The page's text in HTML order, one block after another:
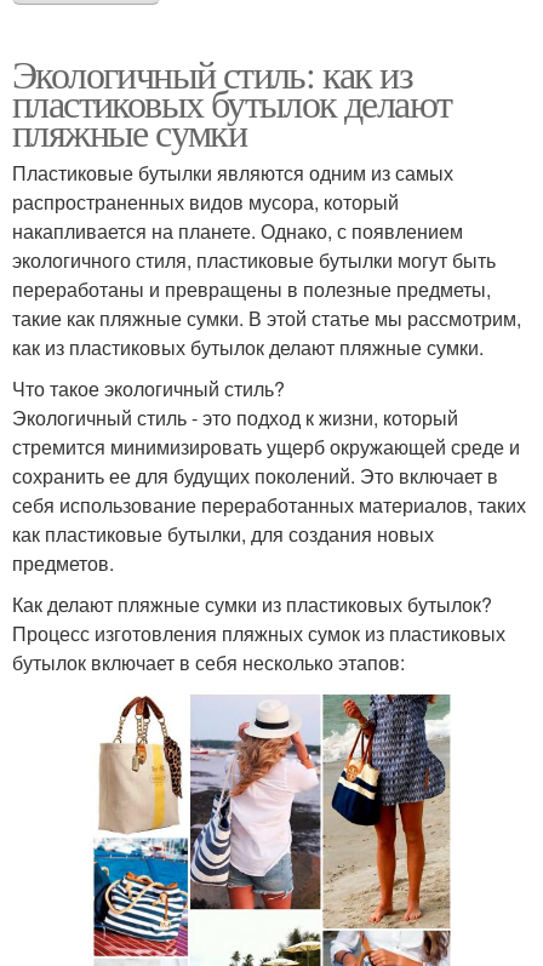
Экологичный стиль: как из
пластиковых бутылок делают
пляжные сумки
Пластиковые бутылки являются одним из самых
распространенных видов мусора, который
накапливается на планете. Однако, с появлением
экологичного стиля, пластиковые бутылки могут быть
переработаны и превращены в полезные предметы,
такие как пляжные сумки. В этой статье мы рассмотрим,
как из пластиковых бутылок делают пляжные сумки.
Что такое экологичный стиль?
Экологичный стиль - это подход к жизни, который
стремится минимизировать ущерб окружающей среде и
сохранить ее для будущих поколений. Это включает в
себя использование переработанных материалов, таких
как пластиковые бутылки, для создания новых
предметов.
Как делают пляжные сумки из пластиковых бутылок?
Процесс изготовления пляжных сумок из пластиковых
бутылок включает в себя несколько этапов: